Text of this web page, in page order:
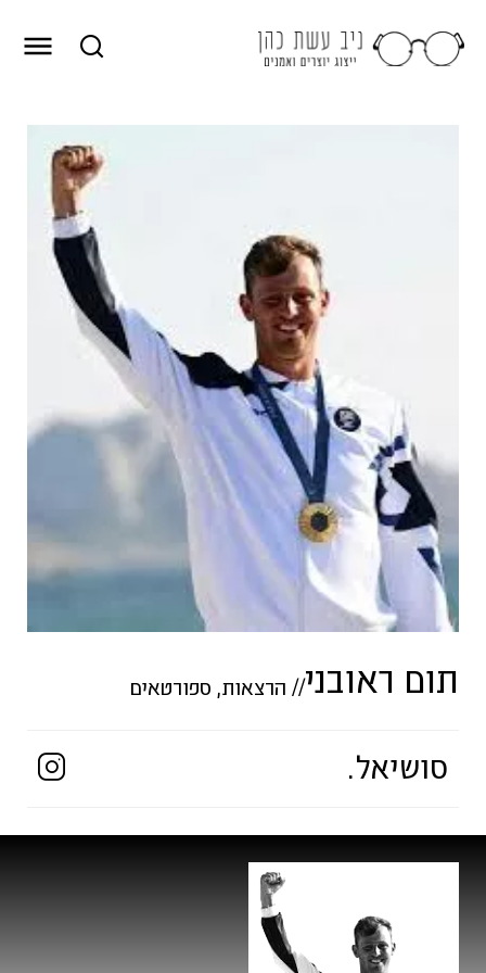
תום ראובני// הרצאות, ספורטאים
סושיאל.